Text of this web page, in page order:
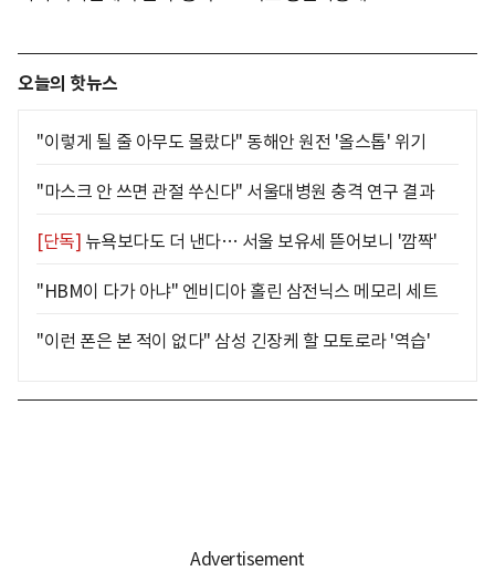
오늘의 핫뉴스
"이렇게 될 줄 아무도 몰랐다" 동해안 원전 '올스톱' 위기
"마스크 안 쓰면 관절 쑤신다" 서울대병원 충격 연구 결과
[단독] 뉴욕보다도 더 낸다… 서울 보유세 뜯어보니 '깜짝'
"HBM이 다가 아냐" 엔비디아 홀린 삼전닉스 메모리 세트
"이런 폰은 본 적이 없다" 삼성 긴장케 할 모토로라 '역습'